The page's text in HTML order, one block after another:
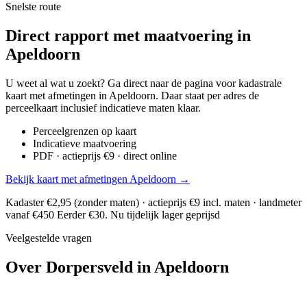
Snelste route
Direct rapport met maatvoering in
Apeldoorn
U weet al wat u zoekt? Ga direct naar de pagina voor kadastrale
kaart met afmetingen in Apeldoorn. Daar staat per adres de
perceelkaart inclusief indicatieve maten klaar.
Perceelgrenzen op kaart
Indicatieve maatvoering
PDF · actieprijs €9 · direct online
Bekijk kaart met afmetingen Apeldoorn →
Kadaster €2,95 (zonder maten) · actieprijs €9 incl. maten · landmeter
vanaf €450 Eerder €30. Nu tijdelijk lager geprijsd
Veelgestelde vragen
Over Dorpersveld in Apeldoorn